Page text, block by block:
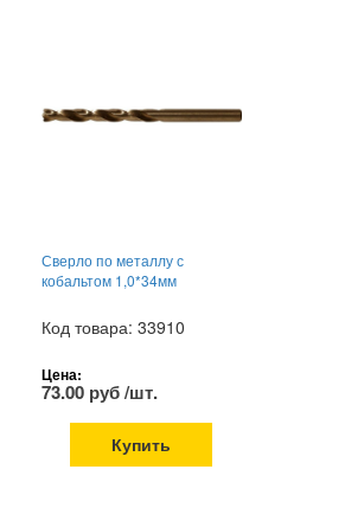
Сверло по металлу с
кобальтом 1,0*34мм
Код товара: 33910
Цена:
73.00 руб /шт.
Купить